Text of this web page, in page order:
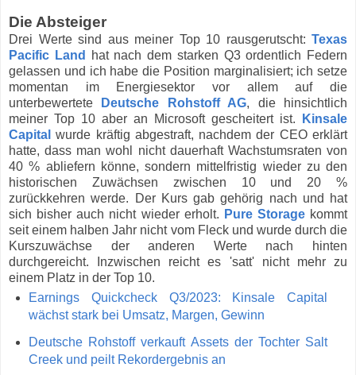
Die Absteiger
Drei Werte sind aus meiner Top 10 rausgerutscht: Texas
Pacific Land
hat nach dem starken Q3 ordentlich Federn
gelassen und ich habe die Position marginalisiert; ich setze
momentan im Energiesektor vor allem auf die
unterbewertete
Deutsche Rohstoff AG, die hinsichtlich
meiner Top 10 aber an Microsoft gescheitert ist.
Kinsale
Capital wurde kräftig abgestraft, nachdem der CEO erklärt
hatte, dass man wohl nicht dauerhaft Wachstumsraten von
40 % abliefern könne, sondern mittelfristig wieder zu den
historischen Zuwächsen zwischen 10 und 20 %
zurückkehren werde. Der Kurs gab gehörig nach und hat
sich bisher auch nicht wieder erholt. Pure Storagekommt
seit einem halben Jahr nicht vom Fleck und wurde durch die
Kurszuwächse der anderen Werte nach hinten
durchgereicht. Inzwischen reicht es 'satt' nicht mehr zu
einem Platz in der Top 10.
Earnings Quickcheck Q3/2023: Kinsale Capital
wächst stark bei Umsatz, Margen, Gewinn
Deutsche Rohstoff verkauft Assets der Tochter Salt
Creek und peilt Rekordergebnis an